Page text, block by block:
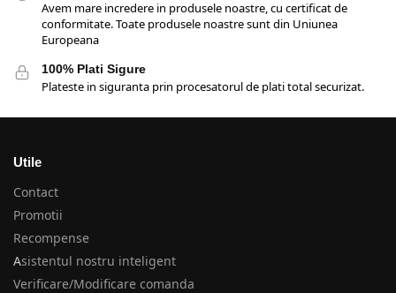
Avem mare incredere in produsele noastre, cu certificat de
conformitate. Toate produsele noastre sunt din Uniunea
Europeana
100% Plati Sigure
Plateste in siguranta prin procesatorul de plati total securizat.
Utile
Contact
Promotii
Recompense
Asistentul nostru inteligent
Verificare/Modificare comanda